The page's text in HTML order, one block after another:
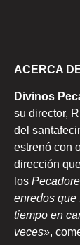
ACERCA
Divinos
su director,
del
estrenó con
dirección
los
enredos que
tiempo en
veces»,